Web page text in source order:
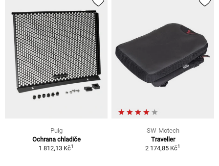
Puig
Ochrana chladiče
1 812,13 Kč1
SW-Motech
Traveller
2 174,85 Kč1